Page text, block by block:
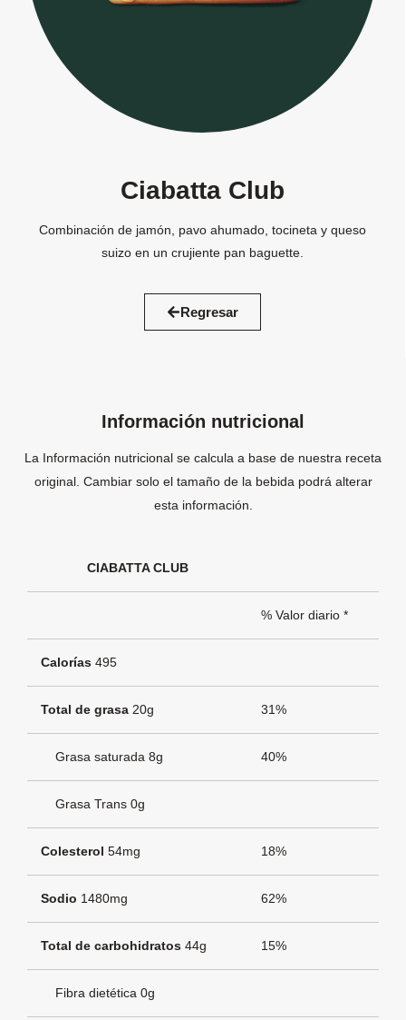
Ciabatta Club
Combinación de jamón, pavo ahumado, tocineta y queso
suizo en un crujiente pan baguette.
Regresar
Información nutricional
La Información nutricional se calcula a base de nuestra receta
original. Cambiar solo el tamaño de la bebida podrá alterar
esta información.
CIABATTA CLUB
% Valor diario *
Calorías 495
Total de grasa 20g 31%
Grasa saturada 8g 40%
Grasa Trans 0g
Colesterol 54mg 18%
Sodio 1480mg 62%
Total de carbohidratos 44g 15%
Fibra dietética 0g